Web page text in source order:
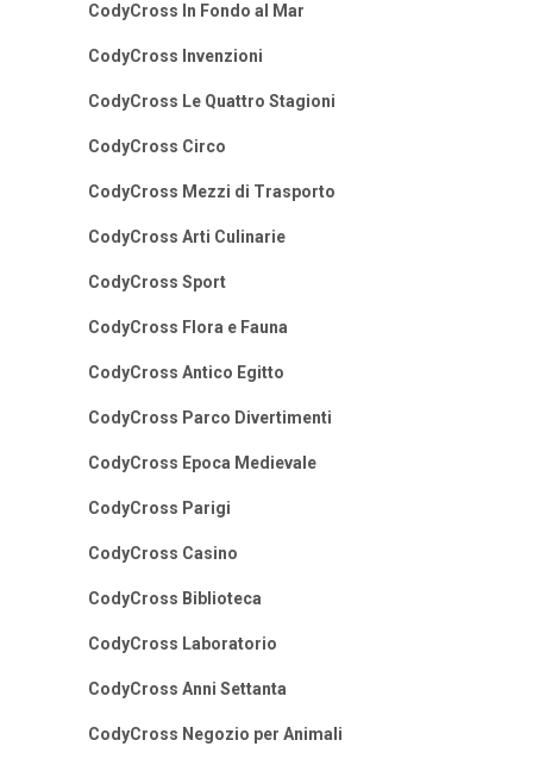
CodyCross In Fondo al Mar
CodyCross Invenzioni
CodyCross Le Quattro Stagioni
CodyCross Circo
CodyCross Mezzi di Trasporto
CodyCross Arti Culinarie
CodyCross Sport
CodyCross Flora e Fauna
CodyCross Antico Egitto
CodyCross Parco Divertimenti
CodyCross Epoca Medievale
CodyCross Parigi
CodyCross Casino
CodyCross Biblioteca
CodyCross Laboratorio
CodyCross Anni Settanta
CodyCross Negozio per Animali